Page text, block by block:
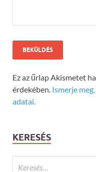
Ez az űrlap Akismetet
érdekében. Ismerje
adatai.
KERESÉS